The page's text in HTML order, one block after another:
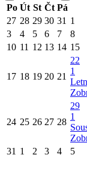
Po Út St Čt Pá
27 28 29 30 31 1
3
4 5 6 7 8
10 11 12 13 14 15
17 18 19 20 21
22
1
24 25 26 27 28
29
1
31 1 2 3 4 5